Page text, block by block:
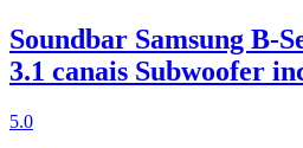
Soundbar Samsung B-
3.1 canais Subwoofer
5.0